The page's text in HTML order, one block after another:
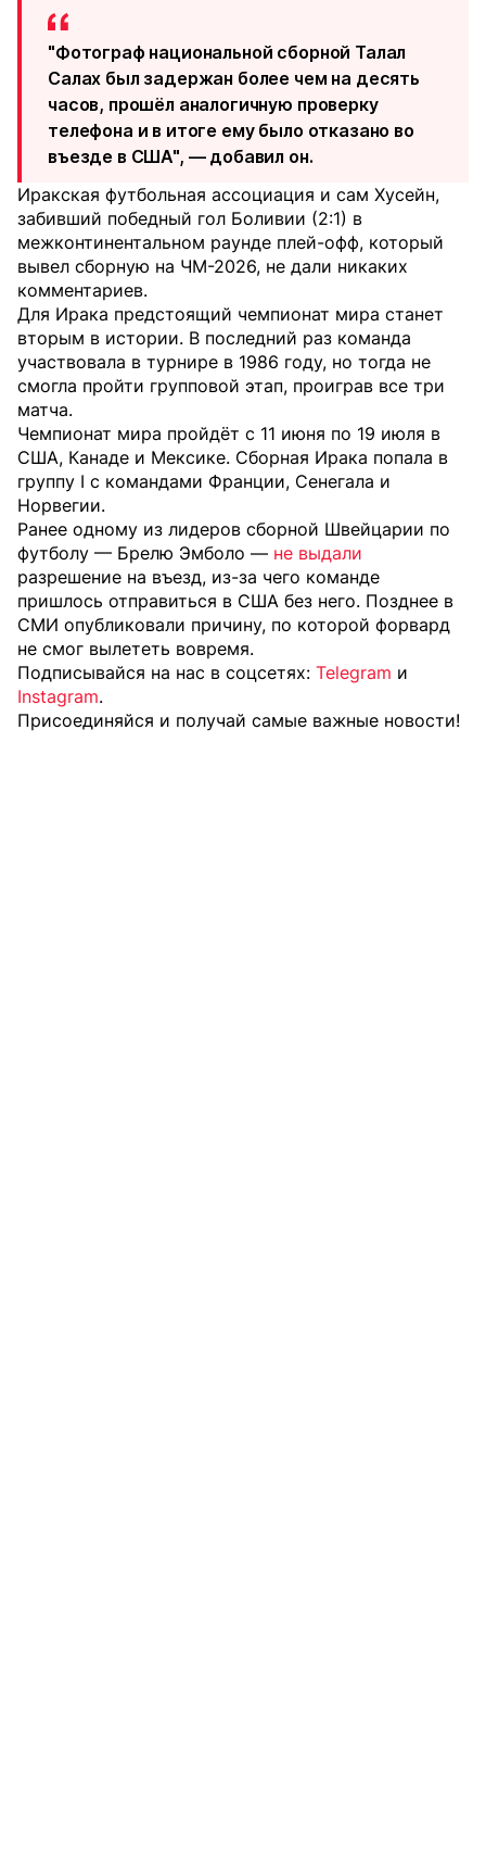
"Фотограф национальной сборной Талал
Салах был задержан более чем на десять
часов, прошёл аналогичную проверку
телефона и в итоге ему было отказано во
въезде в США", — добавил он.
Иракская футбольная ассоциация и сам Хусейн,
забивший победный гол Боливии (2:1) в
межконтинентальном раунде плей-офф, который
вывел сборную на ЧМ-2026, не дали никаких
комментариев.
Для Ирака предстоящий чемпионат мира станет
вторым в истории. В последний раз команда
участвовала в турнире в 1986 году, но тогда не
смогла пройти групповой этап, проиграв все три
матча.
Чемпионат мира пройдёт с 11 июня по 19 июля в
США, Канаде и Мексике. Сборная Ирака попала в
группу I с командами Франции, Сенегала и
Норвегии.
Ранее одному из лидеров сборной Швейцарии по
футболу — Брелю Эмболо — не выдали
разрешение на въезд, из-за чего команде
пришлось отправиться в США без него. Позднее в
СМИ опубликовали причину, по которой форвард
не смог вылететь вовремя.
Подписывайся на нас в соцсетях: Telegram и
Instagram.
Присоединяйся и получай самые важные новости!